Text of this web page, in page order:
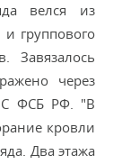
велся из
группового
Завязалось
через
ФСБ РФ. "В
кровли
Два этажа